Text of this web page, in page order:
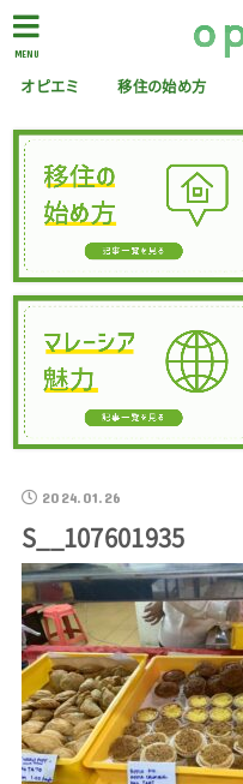
MENU
オピエミ 移住の始め方
2024.01.26
S__107601935